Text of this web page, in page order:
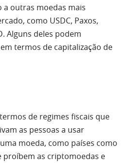
a outras moedas mais
como USDC, Paxos,
Alguns deles podem
termos de capitalização de
de regimes fiscais que
as pessoas a usar
moeda, como países como
proíbem as criptomoedas e